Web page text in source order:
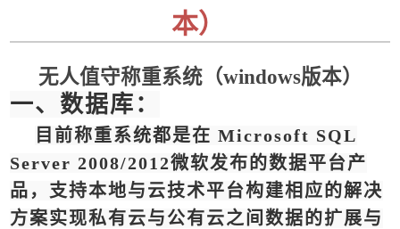
本）
无人值守称重系统（windows版本）
一、数据库：
目前称重系统都是在 Microsoft SQL
Server 2008/2012微软发布的数据平台产
品，支持本地与云技术平台构建相应的解决
方案实现私有云与公有云之间数据的扩展与